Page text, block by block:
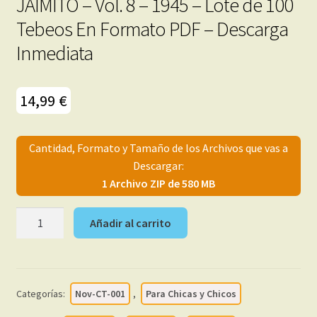
Tebeos En Formato PDF – Descarga
Inmediata
14,99 €
Cantidad, Formato y Tamaño de los Archivos que vas a
Descargar:
1 Archivo ZIP de 580 MB
1945
Añadir al carrito
Categorías: Nov-CT-001 , Para Chicas y Chicos